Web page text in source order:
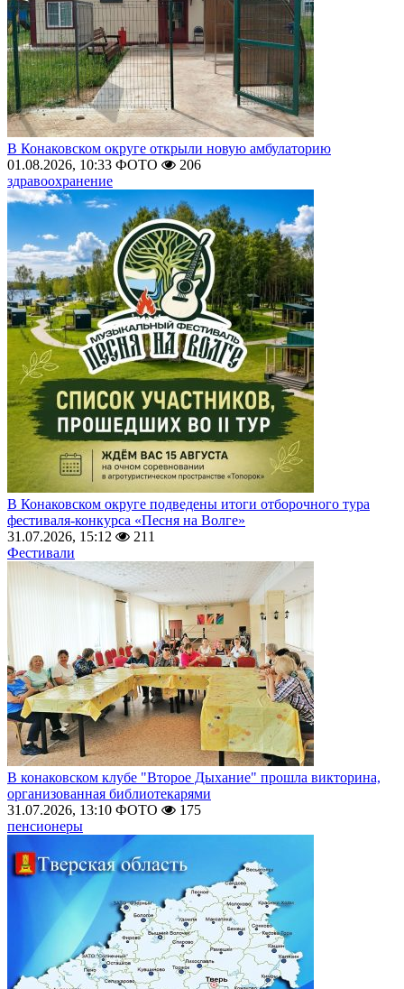
В Конаковском округе открыли новую амбулаторию
01.08.2026, 10:33 ФОТО
206
здравоохранение
В Конаковском округе подведены итоги отборочного тура
фестиваля-конкурса «Песня на Волге»
31.07.2026, 15:12
211
Фестивали
В конаковском клубе "Второе Дыхание" прошла викторина,
организованная библиотекарями
31.07.2026, 13:10 ФОТО
175
пенсионеры